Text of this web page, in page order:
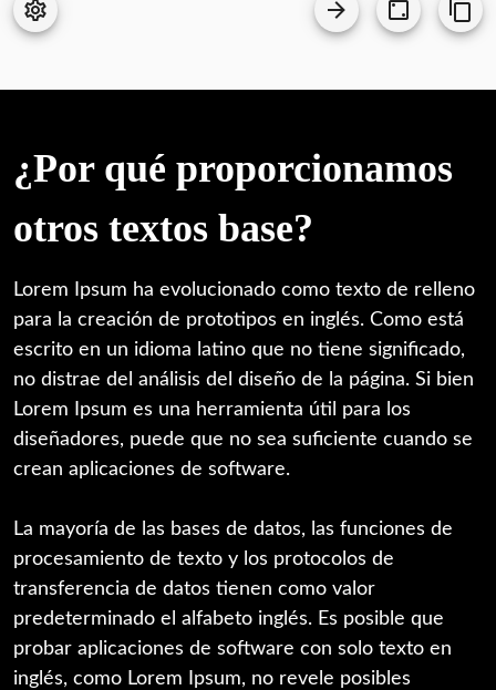
¿Por qué proporcionamos
otros textos base?
Lorem Ipsum ha evolucionado como texto de relleno
para la creación de prototipos en inglés. Como está
escrito en un idioma latino que no tiene significado,
no distrae del análisis del diseño de la página. Si bien
Lorem Ipsum es una herramienta útil para los
diseñadores, puede que no sea suficiente cuando se
crean aplicaciones de software.
La mayoría de las bases de datos, las funciones de
procesamiento de texto y los protocolos de
transferencia de datos tienen como valor
predeterminado el alfabeto inglés. Es posible que
probar aplicaciones de software con solo texto en
inglés, como Lorem Ipsum, no revele posibles